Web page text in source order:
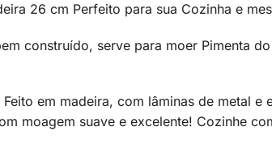
26 cm Perfeito para sua Cozinha e
construído, serve para moer Pimenta
em madeira, com lâminas de metal
moagem suave e excelente! Cozinhe